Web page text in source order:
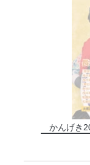
かんげき